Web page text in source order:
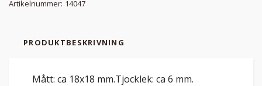
Artikelnummer: 14047
PRODUKTBESKRIVNING
Mått: ca 18x18 mm.Tjocklek: ca 6 mm.